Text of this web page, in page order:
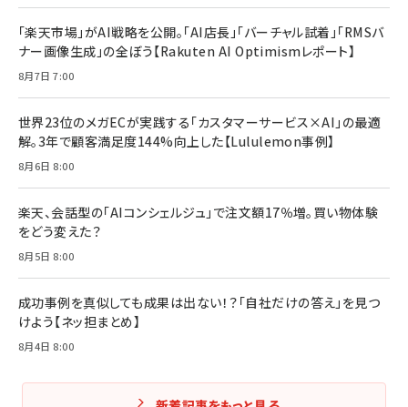
「楽天市場」がAI戦略を公開。「AI店長」「バーチャル試着」「RMSバ
ナー画像生成」の全ぼう【Rakuten AI Optimismレポート】
8月7日 7:00
世界23位のメガECが実践する「カスタマーサービス×AI」の最適
解。3年で顧客満足度144%向上した【Lululemon事例】
8月6日 8:00
楽天、会話型の「AIコンシェルジュ」で注文額17％増。買い物体験
をどう変えた？
8月5日 8:00
成功事例を真似しても成果は出ない！？「自社だけの答え」を見つ
けよう【ネッ担まとめ】
8月4日 8:00